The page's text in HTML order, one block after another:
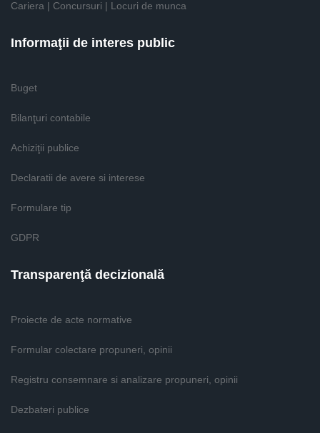
Cariera | Concursuri | Locuri de munca
Informaţii de interes public
Buget
Bilanţuri contabile
Achiziţii publice
Declaratii de avere si interese
Formulare tip
GDPR
Transparenţă decizională
Proiecte de acte normative
Formular colectare propuneri, opinii
Registru consemnare si analizare propuneri, opinii
Dezbateri publice